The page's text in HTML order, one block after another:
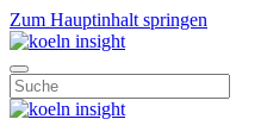
Zum Hauptinhalt springen